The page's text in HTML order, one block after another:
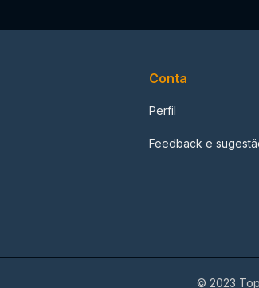
Conta
Perfil
Feedback e
© 2023